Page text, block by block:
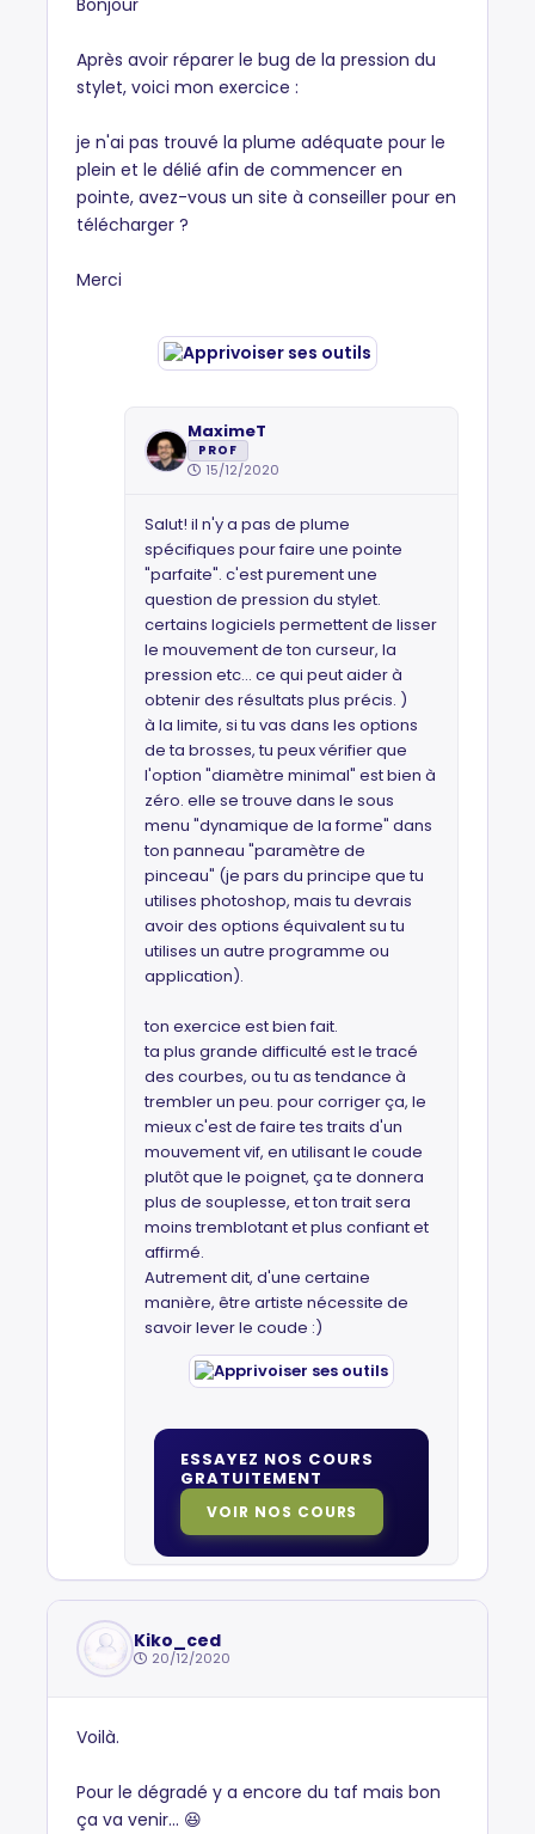
Bonjour
Après avoir réparer le bug de la pression du
stylet, voici mon exercice :
je n'ai pas trouvé la plume adéquate pour le
plein et le délié afin de commencer en
pointe, avez-vous un site à conseiller pour en
télécharger ?
Merci
MaximeT
PROF
15/12/2020
Salut! il n'y a pas de plume
spécifiques pour faire une pointe
"parfaite". c'est purement une
question de pression du stylet.
certains logiciels permettent de lisser
le mouvement de ton curseur, la
pression etc... ce qui peut aider à
obtenir des résultats plus précis. )
à la limite, si tu vas dans les options
de ta brosses, tu peux vérifier que
l'option "diamètre minimal" est bien à
zéro. elle se trouve dans le sous
menu "dynamique de la forme" dans
ton panneau "paramètre de
pinceau" (je pars du principe que tu
utilises photoshop, mais tu devrais
avoir des options équivalent su tu
utilises un autre programme ou
application).
ton exercice est bien fait.
ta plus grande difficulté est le tracé
des courbes, ou tu as tendance à
trembler un peu. pour corriger ça, le
mieux c'est de faire tes traits d'un
mouvement vif, en utilisant le coude
plutôt que le poignet, ça te donnera
plus de souplesse, et ton trait sera
moins tremblotant et plus confiant et
affirmé.
Autrement dit, d'une certaine
manière, être artiste nécessite de
savoir lever le coude :)
ESSAYEZ NOS COURS
GRATUITEMENT
VOIR NOS COURS
Kiko_ced
20/12/2020
Voilà.
Pour le dégradé y a encore du taf mais bon
ça va venir... 😆